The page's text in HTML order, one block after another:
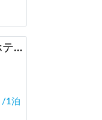
湯YOUパーク 亀の井ホテル 長瀞寄居（旧かんぽの宿）（埼玉県）
/1泊